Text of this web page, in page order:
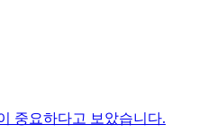
중요하다고 보았습니다.